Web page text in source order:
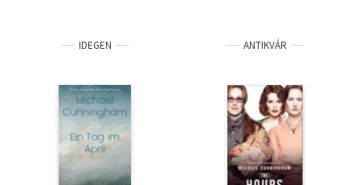
IDEGEN ANTIKVÁR